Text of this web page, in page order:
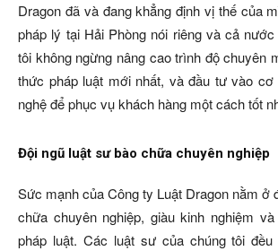
Dragon đã và đang khẳng định vị thế của
pháp lý tại Hải Phòng nói riêng và cả
tôi không ngừng nâng cao trình độ chuyên
thức pháp luật mới nhất, và đầu tư vào
nghệ để phục vụ khách hàng một cách tốt
Đội ngũ luật sư bào chữa chuyên nghiệp
Sức mạnh của Công ty Luật Dragon nằm ở
chữa chuyên nghiệp, giàu kinh nghiệm
pháp luật. Các luật sư của chúng tôi